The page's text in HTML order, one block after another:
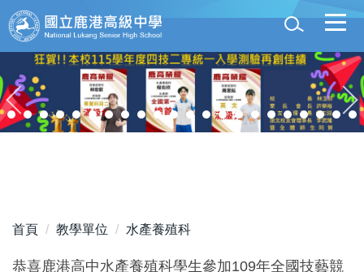
跳
到
主
內
容
區
首頁 教學單位 水產養殖科
恭喜鹿港高中水產養殖科學生參加109年全國技藝競